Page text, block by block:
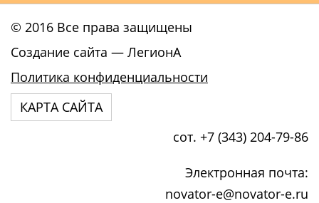
© 2016 Все права защищены
Создание сайта — ЛегионА
Политика конфиденциальности
КАРТА САЙТА
сот. +7 (343) 204-79-86
Электронная почта:
novator-e@novator-e.ru